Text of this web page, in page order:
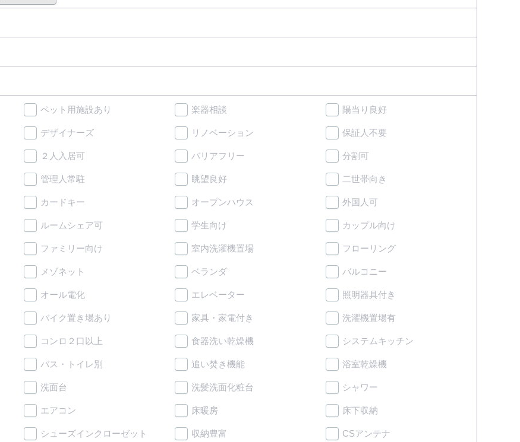
ペット用施設あり 楽器相談 陽当り良好
デザイナーズ リノベーション 保証人不要
２人入居可 バリアフリー 分割可
管理人常駐 眺望良好 二世帯向き
カードキー オープンハウス 外国人可
ルームシェア可 学生向け カップル向け
ファミリー向け 室内洗濯機置場 フローリング
メゾネット ベランダ バルコニー
オール電化 エレベーター 照明器具付き
バイク置き場あり 家具・家電付き 洗濯機置場有
コンロ２口以上 食器洗い乾燥機 システムキッチン
バス・トイレ別 追い焚き機能 浴室乾燥機
洗面台 洗髪洗面化粧台 シャワー
エアコン 床暖房 床下収納
シューズインクローゼット 収納豊富 CSアンテナ